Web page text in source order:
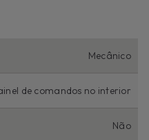
Mecânico
de comandos no interior
Não